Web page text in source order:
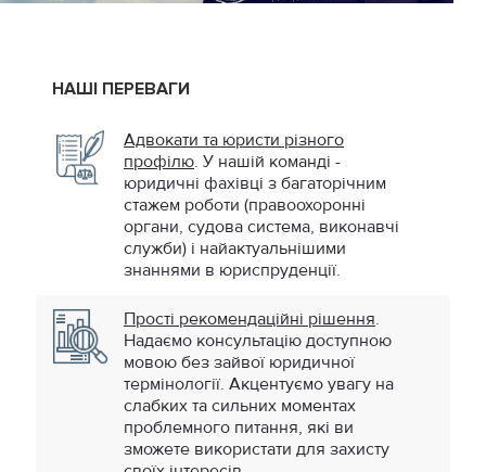
НАШІ ПЕРЕВАГИ
Адвокати та юристи різного
профілю. У нашій команді -
юридичні фахівці з багаторічним
стажем роботи (правоохоронні
органи, судова система, виконавчі
служби) і найактуальнішими
знаннями в юриспруденції.
Прості рекомендаційні рішення.
Надаємо консультацію доступною
мовою без зайвої юридичної
термінології. Акцентуємо увагу на
слабких та сильних моментах
проблемного питання, які ви
зможете використати для захисту